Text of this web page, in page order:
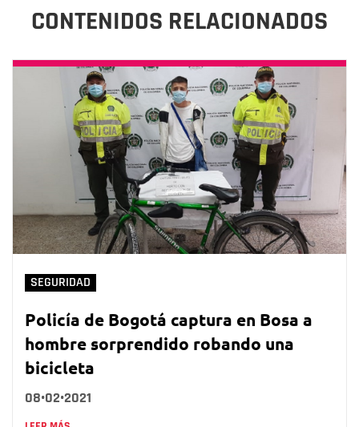
CONTENIDOS RELACIONADOS
SEGURIDAD
Policía de Bogotá captura en Bosa a
hombre sorprendido robando una
bicicleta
08•02•2021